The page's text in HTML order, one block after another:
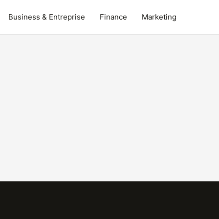
Business & Entreprise Finance Marketing